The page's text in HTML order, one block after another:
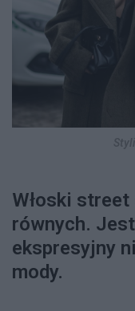
Włoski
równych.
ekspresyjny
mody.